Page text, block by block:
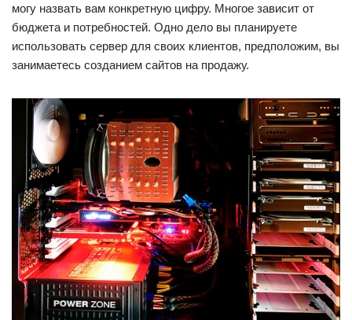
могу назвать вам конкретную цифру. Многое зависит от
бюджета и потребностей. Одно дело вы планируете
использовать сервер для своих клиентов, предположим, вы
занимаетесь созданием сайтов на продажу.